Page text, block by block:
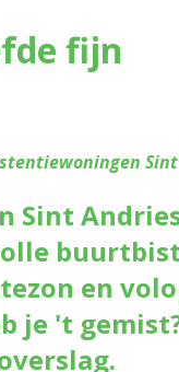
fijn
Sint
en
je 't